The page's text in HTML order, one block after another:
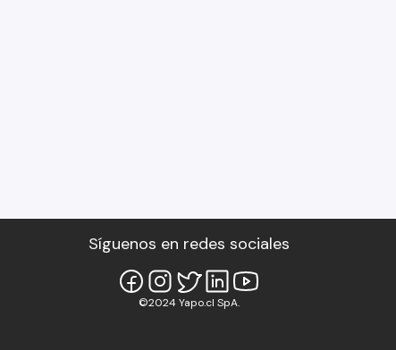
Síguenos en redes sociales
©2024 Yapo.cl SpA.